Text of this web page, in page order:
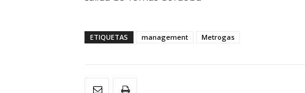
ETIQUETAS management Metrogas